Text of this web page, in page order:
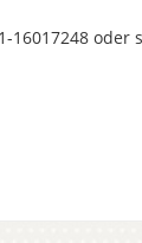
16017248